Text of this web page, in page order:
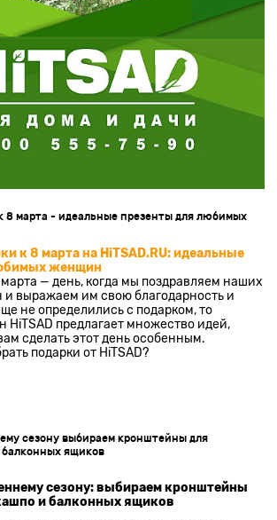
8 марта - идеальные презенты для любимых
к 8 марта на HiTSAD.RU: идеальные
женщин
— день, когда мы поздравляем наших
выражаем им свою благодарность и
не определились с подарком, то
HiTSAD предлагает множество идей,
сделать этот день особенным.
подарки от HiTSAD?
сезону выбираем кронштейны для
ящиков
сезону: выбираем кронштейны
и балконных ящиков